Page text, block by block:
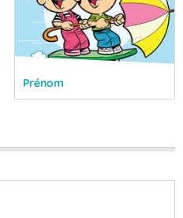
Prénom